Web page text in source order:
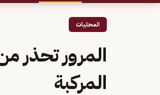
المحليات
المرور تحذر
المركبة